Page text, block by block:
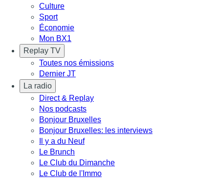
Culture
Sport
Économie
Mon BX1
Replay TV
Toutes nos émissions
Dernier JT
La radio
Direct & Replay
Nos podcasts
Bonjour Bruxelles
Bonjour Bruxelles: les interviews
Il y a du Neuf
Le Brunch
Le Club du Dimanche
Le Club de l'Immo